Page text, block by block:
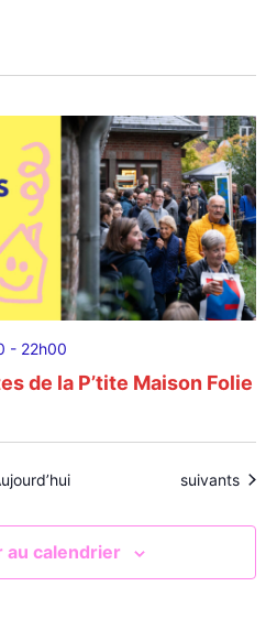
de la P’tite Maison Folie
- 22h00
Évènements
suivants
au calendrier